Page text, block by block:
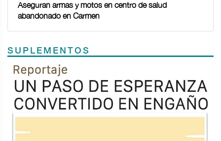
Aseguran armas y motos en centro de salud
abandonado en Carmen
SUPLEMENTOS
Previous
TODOS LOS SUPLEMENTOS